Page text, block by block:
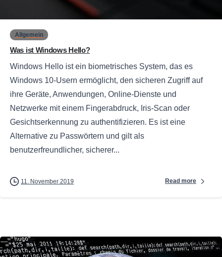
Allgemein
Was ist Windows Hello?
Windows Hello ist ein biometrisches System, das es
Windows 10-Usern ermöglicht, den sicheren Zugriff auf
ihre Geräte, Anwendungen, Online-Dienste und
Netzwerke mit einem Fingerabdruck, Iris-Scan oder
Gesichtserkennung zu authentifizieren. Es ist eine
Alternative zu Passwörtern und gilt als
benutzerfreundlicher, sicherer...
11. November 2019 Read more